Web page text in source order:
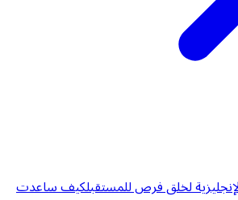
لخلق فرص للمستقبلكيف ساعدت